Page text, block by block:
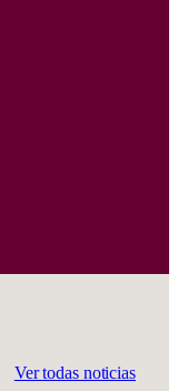
Ver todas noticias